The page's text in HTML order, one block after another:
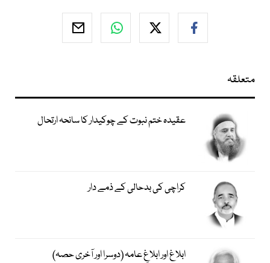
متعلقہ
عقیدہ ختم نبوت کے چوکیدار کا سانحہ ارتحال
کراچی کی بدحالی کے ذمے دار
ابلاغ اور ابلاغِ عامہ (دوسرا اور آخری حصہ)